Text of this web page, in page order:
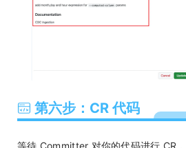
第六步：CR 代码